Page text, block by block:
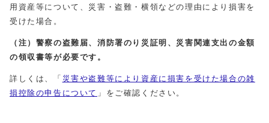
用資産等について、災害・盗難・横領などの理由により損害を
受けた場合。
（注）警察の盗難届、消防署のり災証明、災害関連支出の金額
の領収書等が必要です。
詳しくは、「 災害や盗難等により資産に損害を受けた場合の雑
損控除の申告について 」をご確認ください。